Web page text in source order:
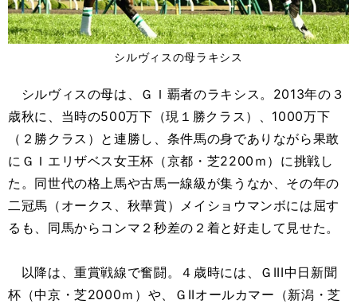
シルヴィスの母ラキシス
シルヴィスの母は、ＧＩ覇者のラキシス。2013年の３
歳秋に、当時の500万下（現１勝クラス）、1000万下
（２勝クラス）と連勝し、条件馬の身でありながら果敢
にＧＩエリザベス女王杯（京都・芝2200ｍ）に挑戦し
た。同世代の格上馬や古馬一線級が集うなか、その年の
二冠馬（オークス、秋華賞）メイショウマンボには屈す
るも、同馬からコンマ２秒差の２着と好走して見せた。
以降は、重賞戦線で奮闘。４歳時には、ＧIII中日新聞
杯（中京・芝2000ｍ）や、ＧIIオールカマー（新潟・芝